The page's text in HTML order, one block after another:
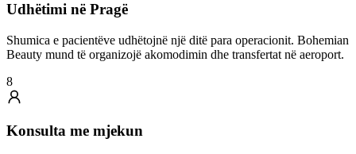
Udhëtimi në Pragë
Shumica e pacientëve udhëtojnë një ditë para operacionit. Bohemian
Beauty mund të organizojë akomodimin dhe transfertat në aeroport.
8
Konsulta me mjekun